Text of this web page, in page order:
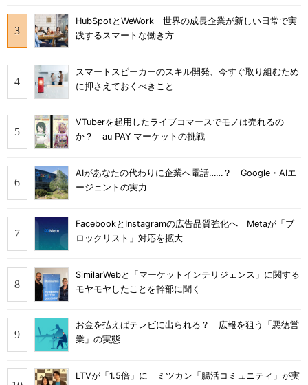
HubSpotとWeWork 世界の成長企業が新しい日常で実
践するスマートな働き方
スマートスピーカーのスキル開発、今すぐ取り組むため
に押さえておくべきこと
VTuberを起用したライブコマースでモノは売れるの
か？ au PAY マーケットの挑戦
AIがあなたの代わりに企業へ電話……？ Google・AIエ
ージェントの実力
FacebookとInstagramの広告品質強化へ Metaが「ブ
ロックリスト」対応を拡大
SimilarWebと「マーケットインテリジェンス」に関する
モヤモヤしたことを幹部に聞く
お金を払えばテレビに出られる？ 広報を狙う「悪徳営
業」の実態
LTVが「1.5倍」に ミツカン「腸活コミュニティ」が実